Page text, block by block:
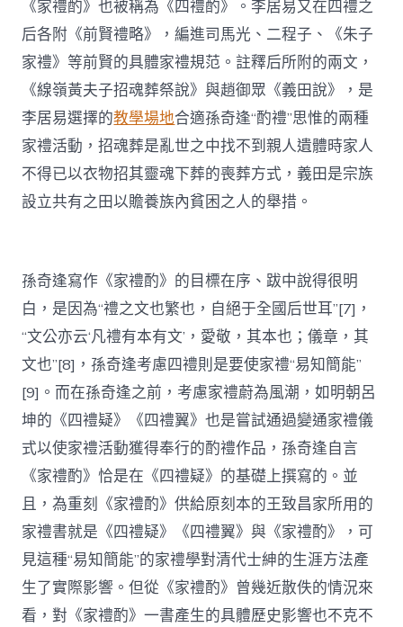
《家禮酌》也被稱為《四禮酌》。李居易又在四禮之
后各附《前賢禮略》，編進司馬光、二程子、《朱子
家禮》等前賢的具體家禮規范。註釋后所附的兩文，
《線嶺黃夫子招魂葬祭說》與趙御眾《義田說》，是
李居易選擇的教學場地合適孫奇逢“酌禮”思惟的兩種
家禮活動，招魂葬是亂世之中找不到親人遺體時家人
不得已以衣物招其靈魂下葬的喪葬方式，義田是宗族
設立共有之田以贍養族內貧困之人的舉措。
孫奇逢寫作《家禮酌》的目標在序、跋中說得很明
白，是因為“禮之文也繁也，自絕于全國后世耳”[7]，
“文公亦云‘凡禮有本有文’，愛敬，其本也；儀章，其
文也”[8]，孫奇逢考慮四禮則是要使家禮“易知簡能”
[9]。而在孫奇逢之前，考慮家禮蔚為風潮，如明朝呂
坤的《四禮疑》《四禮翼》也是嘗試通過變通家禮儀
式以使家禮活動獲得奉行的酌禮作品，孫奇逢自言
《家禮酌》恰是在《四禮疑》的基礎上撰寫的。並
且，為重刻《家禮酌》供給原刻本的王致昌家所用的
家禮書就是《四禮疑》《四禮翼》與《家禮酌》，可
見這種“易知簡能”的家禮學對清代士紳的生涯方法產
生了實際影響。但從《家禮酌》曾幾近散佚的情況來
看，對《家禮酌》一書產生的具體歷史影響也不克不